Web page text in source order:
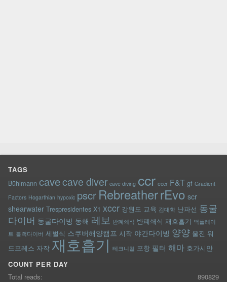
TAGS
Bühlmann cavecave diver cave diving ccr eccr F&T gf Gradient
Factors Hogarthian hypoxic pscr RebreatherrEvo scr
shearwater Trespresidentes X1 xccr 강원도 교육 김대학 난파선 동굴
다이버 동굴다이빙 동해 레보 반폐쇄식 반폐쇄식 재호흡기 백플레이
트 블랙다이버 세벌식 스쿠버해양캠프 시작 야간다이빙 양양 울진 워
드프레스 자작 재호흡기 테크니컬 포항 필터 해마 호가시안
COUNT PER DAY
890829
Total reads: